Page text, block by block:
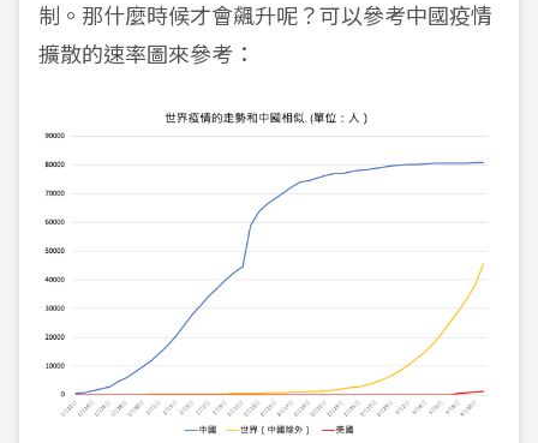
制。那什麼時候才會飆升呢？可以參考中國疫情
擴散的速率圖來參考：